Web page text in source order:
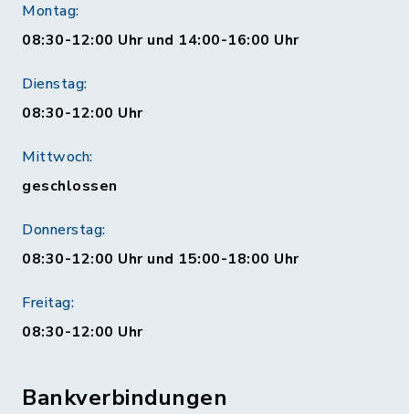
Montag:
08:30-12:00 Uhr und 14:00-16:00 Uhr
Dienstag:
08:30-12:00 Uhr
Mittwoch:
geschlossen
Donnerstag:
08:30-12:00 Uhr und 15:00-18:00 Uhr
Freitag:
08:30-12:00 Uhr
Bankverbindungen